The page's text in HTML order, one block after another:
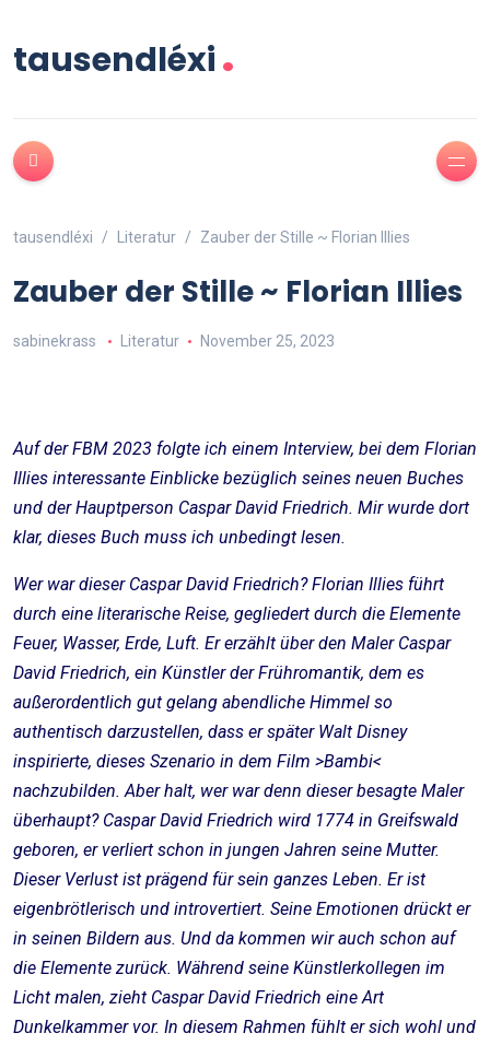
tausendléxi.
tausendléxi Literatur Zauber der Stille ~ Florian Illies
Zauber der Stille ~ Florian Illies
sabinekrass Literatur November 25, 2023
Auf der FBM 2023 folgte ich einem Interview, bei dem Florian
Illies interessante Einblicke bezüglich seines neuen Buches
und der Hauptperson Caspar David Friedrich. Mir wurde dort
klar, dieses Buch muss ich unbedingt lesen.
Wer war dieser Caspar David Friedrich? Florian Illies führt
durch eine literarische Reise, gegliedert durch die Elemente
Feuer, Wasser, Erde, Luft. Er erzählt über den Maler Caspar
David Friedrich, ein Künstler der Frühromantik, dem es
außerordentlich gut gelang abendliche Himmel so
authentisch darzustellen, dass er später Walt Disney
inspirierte, dieses Szenario in dem Film >Bambi<
nachzubilden. Aber halt, wer war denn dieser besagte Maler
überhaupt? Caspar David Friedrich wird 1774 in Greifswald
geboren, er verliert schon in jungen Jahren seine Mutter.
Dieser Verlust ist prägend für sein ganzes Leben. Er ist
eigenbrötlerisch und introvertiert. Seine Emotionen drückt er
in seinen Bildern aus. Und da kommen wir auch schon auf
die Elemente zurück. Während seine Künstlerkollegen im
Licht malen, zieht Caspar David Friedrich eine Art
Dunkelkammer vor. In diesem Rahmen fühlt er sich wohl und